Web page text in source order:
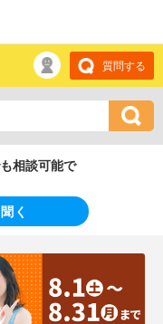
質問する
相談可能で
く